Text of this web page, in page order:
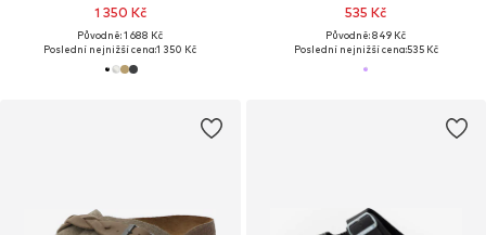
1 350 Kč
Původně: 1 688 Kč
Poslední nejnižší cena:1 350 Kč
535 Kč
Původně: 849 Kč
Poslední nejnižší cena:535 Kč